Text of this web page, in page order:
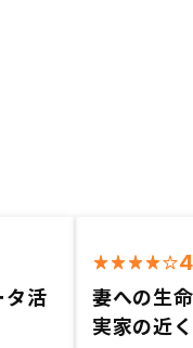
タ活
妻への生
実家の近